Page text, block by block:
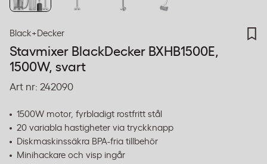
Black+Decker
Stavmixer BlackDecker BXHB1500E,
1500W, svart
Art nr: 242090
1500W motor, fyrbladigt rostfritt stål
20 variabla hastigheter via tryckknapp
Diskmaskinssäkra BPA-fria tillbehör
Minihackare och visp ingår